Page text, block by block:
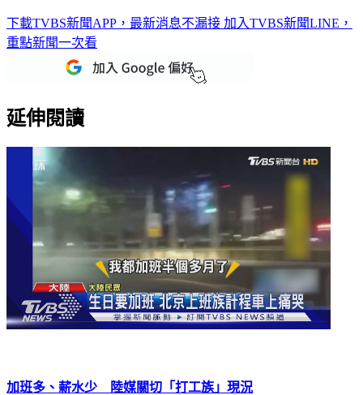
下載TVBS新聞APP，最新消息不漏接 加入TVBS新聞LINE，
重點新聞一次看
延伸閱讀
加班多、薪水少 陸媒關切「打工族」現況